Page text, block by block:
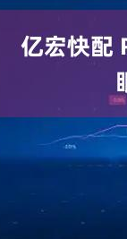
上证指数 3878.92